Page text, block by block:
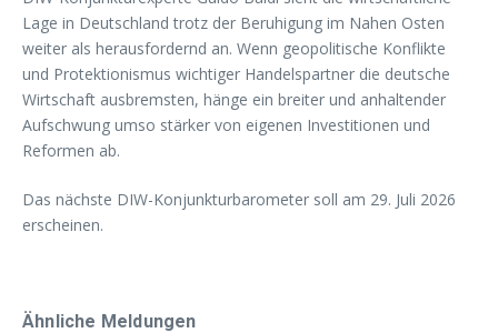
Lage in Deutschland trotz der Beruhigung im Nahen Osten
weiter als herausfordernd an. Wenn geopolitische Konflikte
und Protektionismus wichtiger Handelspartner die deutsche
Wirtschaft ausbremsten, hänge ein breiter und anhaltender
Aufschwung umso stärker von eigenen Investitionen und
Reformen ab.
Das nächste DIW-Konjunkturbarometer soll am 29. Juli 2026
erscheinen.
Ähnliche Meldungen